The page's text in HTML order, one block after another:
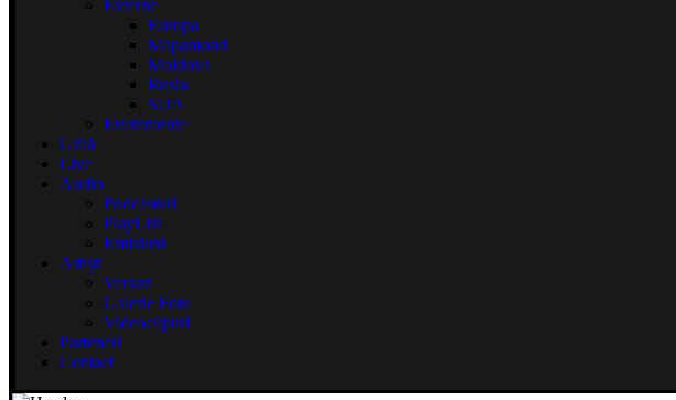
Externe
Europa
Mapamond
Moldova
Rusia
SUA
Evenimente
Grilă
Live
Audio
Podcasturi
PlayList
Emisiuni
Artiști
Versuri
Galerie Foto
Videoclipuri
Parteneri
Contact